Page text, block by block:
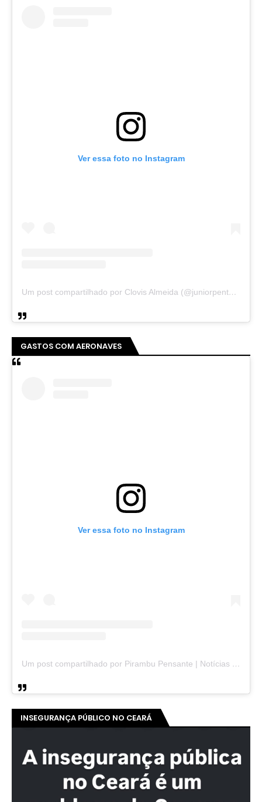
Ver essa foto no Instagram
Um post compartilhado por Clovis Almeida (@juniorpentecoste01)
GASTOS COM AERONAVES
Ver essa foto no Instagram
Um post compartilhado por Pirambu Pensante | Notícias & Entretenimento (@pirambupensante)
INSEGURANÇA PÚBLICO NO CEARÁ